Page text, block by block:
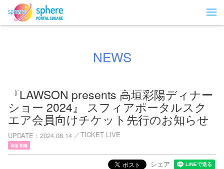
NEWS
『LAWSON presents 高垣彩陽ディナー
ショー 2024』 スフィアポータルスク
エア会員向けチケット先行のお知らせ
UPDATE 2024.08.14 TICKET LIVE
高垣 彩陽
シェア